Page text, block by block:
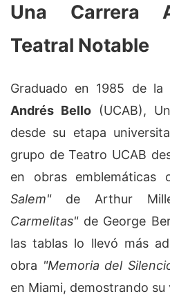
Una Carrera
Teatral Notable
Graduado en 1985 de la
Andrés Bello(UCAB),
desde su etapa
grupo de Teatro UCAB
en obras emblemáticas
Salem"de Arthur
Carmelitas"de George
las tablas lo llevó más
obra "Memoria del
en Miami, demostrando